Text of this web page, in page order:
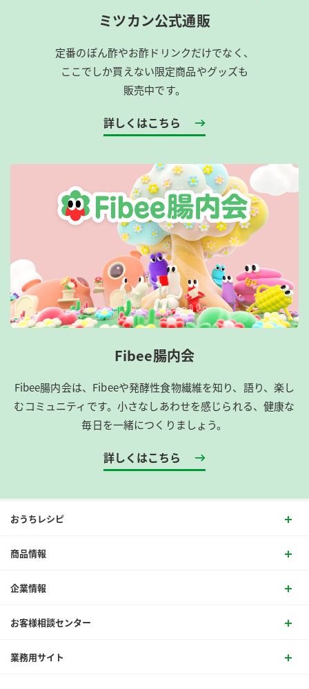
ミツカン公式通販
定番のぽん酢やお酢ドリンクだけでなく、
ここでしか買えない限定商品やグッズも
販売中です。
詳しくはこちら
Fibee腸内会
Fibee腸内会は、​Fibeeや発酵性食物繊維を知り、語り、楽し
むコミュニティです。​小さなしあわせを感じられる、健康な
毎日を一緒につくりましょう。
詳しくはこちら
おうちレシピ
商品情報
企業情報
お客様相談センター
業務用サイト